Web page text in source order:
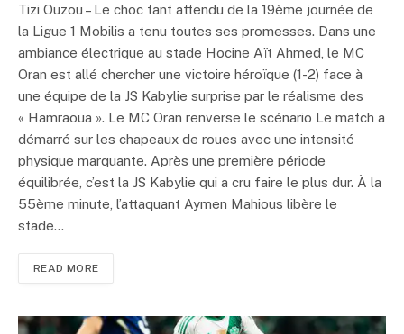
Tizi Ouzou – Le choc tant attendu de la 19ème journée de
la Ligue 1 Mobilis a tenu toutes ses promesses. Dans une
ambiance électrique au stade Hocine Aït Ahmed, le MC
Oran est allé chercher une victoire héroïque (1-2) face à
une équipe de la JS Kabylie surprise par le réalisme des
« Hamraoua ». Le MC Oran renverse le scénario Le match a
démarré sur les chapeaux de roues avec une intensité
physique marquante. Après une première période
équilibrée, c’est la JS Kabylie qui a cru faire le plus dur. À la
55ème minute, l’attaquant Aymen Mahious libère le
stade…
READ MORE